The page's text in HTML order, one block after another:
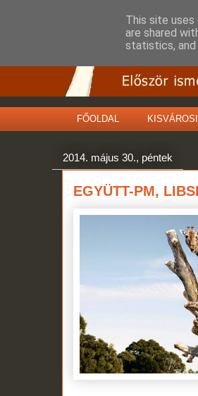
FŐOLDAL
2014. május 30., péntek
EGYÜTT-PM,
This site
are shared
statistics,